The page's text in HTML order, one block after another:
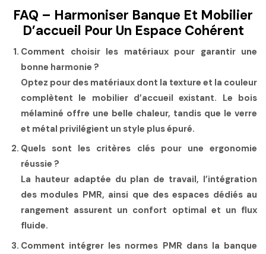
FAQ – Harmoniser Banque Et Mobilier
D’accueil Pour Un Espace Cohérent
Comment choisir les matériaux pour garantir une
bonne harmonie ?
Optez pour des matériaux dont la texture et la couleur
complètent le mobilier d’accueil existant. Le bois
mélaminé offre une belle chaleur, tandis que le verre
et métal privilégient un style plus épuré.
Quels sont les critères clés pour une ergonomie
réussie ?
La hauteur adaptée du plan de travail, l’intégration
des modules PMR, ainsi que des espaces dédiés au
rangement assurent un confort optimal et un flux
fluide.
Comment intégrer les normes PMR dans la banque